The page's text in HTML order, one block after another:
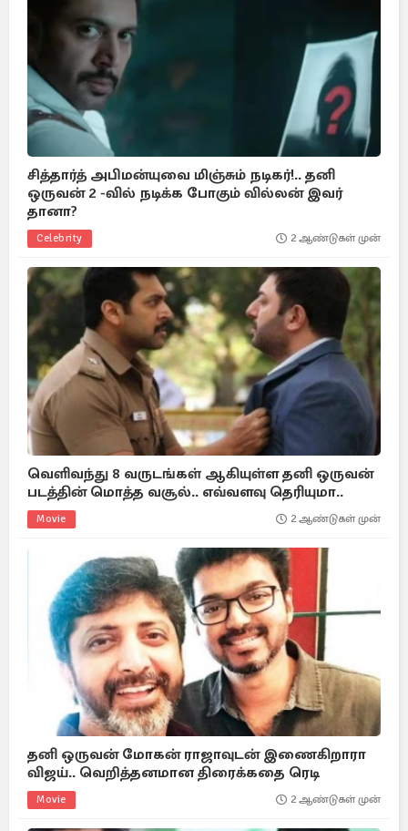
சித்தார்த் அபிமன்யுவை மிஞ்சும் நடிகர்!.. தனி
ஒருவன் 2 -வில் நடிக்க போகும் வில்லன் இவர்
தானா?
Celebrity 2 ஆண்டுகள் முன்
வெளிவந்து 8 வருடங்கள் ஆகியுள்ள தனி ஒருவன்
படத்தின் மொத்த வசூல்.. எவ்வளவு தெரியுமா..
Movie 2 ஆண்டுகள் முன்
தனி ஒருவன் மோகன் ராஜாவுடன் இணைகிறாரா
விஜய்.. வெறித்தனமான திரைக்கதை ரெடி
Movie 2 ஆண்டுகள் முன்